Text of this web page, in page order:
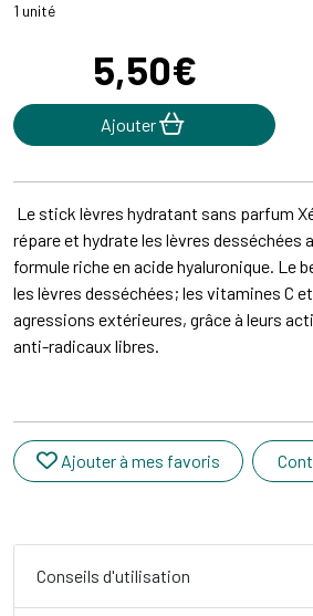
1 unité
5,50€
Ajouter
Le stick lèvres hydratant sans parfum
répare et hydrate les lèvres desséchées
formule riche en acide hyaluronique. Le
les lèvres desséchées; les vitamines C
agressions extérieures, grâce à leurs
anti-radicaux libres.
Ajouter à mes favoris
Conseils d'utilisation